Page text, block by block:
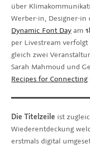
über
Werber·in,
Dynamic Font Day am
per Livestream
gleich zwei
Sarah Mahmoud und
Recipes for Connecting
Die Titelzeile ist
Wiederentdeckung
erstmals digital